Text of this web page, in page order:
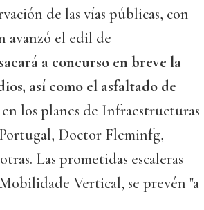
de las vías públicas, con
avanzó el edil de
sacará a concurso en breve la
así como el asfaltado de
en los planes de Infraestructuras
Doctor Fleminfg,
Las prometidas escaleras
Vertical, se prevén "a